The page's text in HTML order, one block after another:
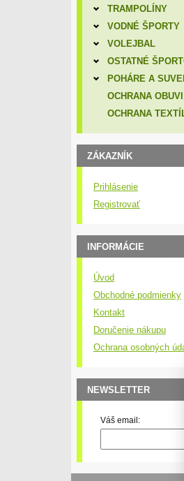
TRAMPOLÍNY
VODNÉ ŠPORTY
VOLEJBAL
OSTATNÉ
POHÁRE A
OCHRANA OBUVI
OCHRANA
ZÁKAZNÍK
Prihlásenie
Registrovať
INFORMÁCIE
Úvod
Obchodné podmienky
Kontakt
Doručenie nákupu
Ochrana osobných
NEWSLETTER
Váš email: